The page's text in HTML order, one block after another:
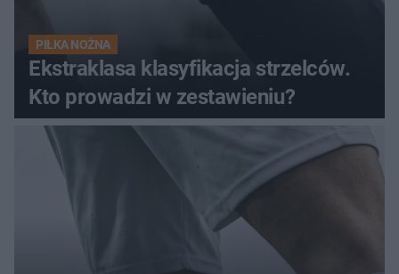
PIŁKA NOŻNA
Ekstraklasa klasyfikacja strzelców.
Kto prowadzi w zestawieniu?